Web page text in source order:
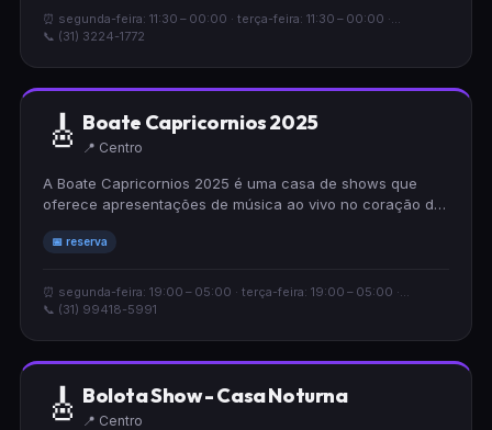
possibilidade de reserva.
⏰ segunda-feira: 11:30 – 00:00 · terça-feira: 11:30 – 00:00 ·...
📞 (31) 3224-1772
🎸 Boate Capricornios 2025
📍 Centro
A Boate Capricornios 2025 é uma casa de shows que
oferece apresentações de música ao vivo no coração da
proporciona uma experiência vibrante para quem busca
reserva para melhor organizar sua visita.
📅 reserva
⏰ segunda-feira: 19:00 – 05:00 · terça-feira: 19:00 – 05:00 ·...
📞 (31) 99418-5991
🎸 Bolota Show - Casa Noturna
📍 Centro